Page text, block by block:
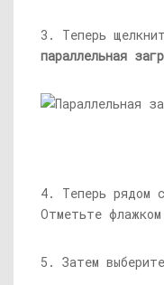
3. Теперь
параллельная
4. Теперь рядом с
Отметьте
5. Затем